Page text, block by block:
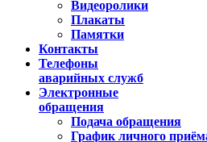
Видеоролики
Плакаты
Памятки
Контакты
Телефоны
аварийных служб
Электронные
обращения
Подача обращения
График личного